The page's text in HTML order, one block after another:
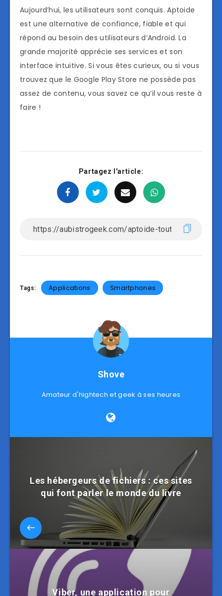
Aujourd’hui, les utilisateurs sont conquis. Aptoide
est une alternative de confiance, fiable et qui
répond au besoin des utilisateurs d’Android. La
grande majorité apprécie ses services et son
interface intuitive. Si vous êtes curieux, ou si vous
trouvez que le Google Play Store ne possède pas
assez de contenu, vous savez ce qu’il vous reste à
faire !
Partagez l'article:
Tags: Applications Smartphones
Shove
Amateur d'hightech et geek à ses heures
Les hébergeurs de fichiers : ces sites
qui font parler le monde du livre
Viber, une application pour